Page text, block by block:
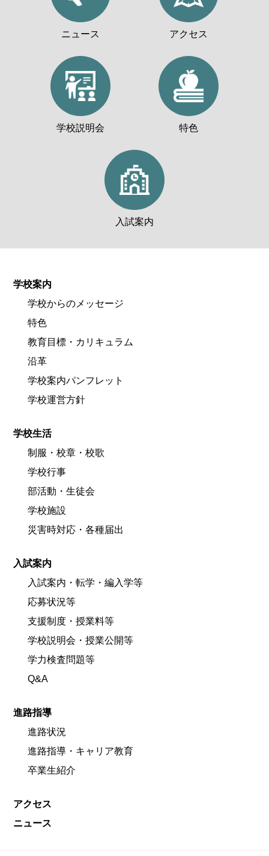
ニュース アクセス
学校説明会 特色
入試案内
学校案内
学校からのメッセージ
特色
教育目標・カリキュラム
沿革
学校案内パンフレット
学校運営方針
学校生活
制服・校章・校歌
学校行事
部活動・生徒会
学校施設
災害時対応・各種届出
入試案内
入試案内・転学・編入学等
応募状況等
支援制度・授業料等
学校説明会・授業公開等
学力検査問題等
Q&A
進路指導
進路状況
進路指導・キャリア教育
卒業生紹介
アクセス
ニュース